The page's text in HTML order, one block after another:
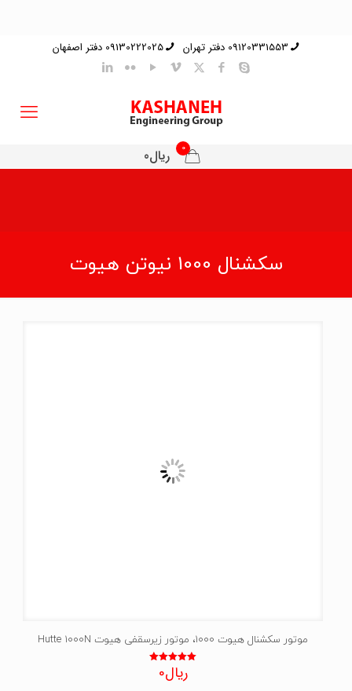
09120331553 دفتر تهران 09130222025 دفتر اصفهان
0 ریال0
سکشنال 1000 نیوتن هیوت
موتور سکشنال هیوت 1000، موتور زیرسقفی هیوت Hutte 1000N
نمره
5.00
ریال0